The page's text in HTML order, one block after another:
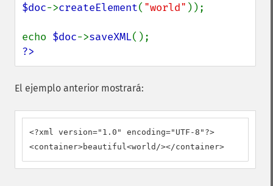
$doc->createElement( "world" ));
echo $doc->saveXML
?>
El ejemplo anterior mostrará:
<?xml version="1.0" encoding="UTF-8"?>
<container>beautiful<world/></container>